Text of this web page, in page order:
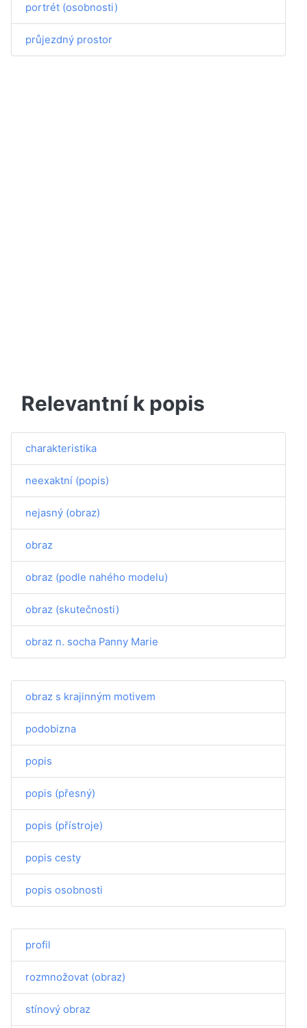
portrét (osobnosti)
průjezdný prostor
Relevantní k popis
charakteristika
neexaktní (popis)
nejasný (obraz)
obraz
obraz (podle nahého modelu)
obraz (skutečnosti)
obraz n. socha Panny Marie
obraz s krajinným motivem
podobizna
popis
popis (přesný)
popis (přístroje)
popis cesty
popis osobnosti
profil
rozmnožovat (obraz)
stínový obraz